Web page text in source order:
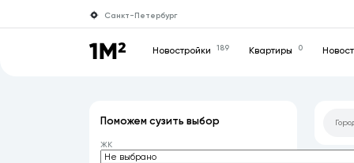
Санкт-Петербург
Новостройки 189 Квартиры 0
Поможем сузить выбор
ЖК